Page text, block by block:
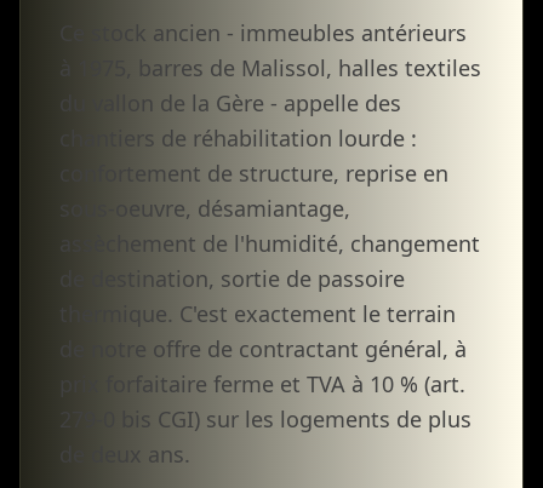
Ce stock ancien - immeubles antérieurs
à 1975, barres de Malissol, halles textiles
du vallon de la Gère - appelle des
chantiers de réhabilitation lourde :
confortement de structure, reprise en
sous-oeuvre, désamiantage,
assèchement de l'humidité, changement
de destination, sortie de passoire
thermique. C'est exactement le terrain
de notre offre de contractant général, à
prix forfaitaire ferme et TVA à 10 % (art.
279-0 bis CGI) sur les logements de plus
de deux ans.